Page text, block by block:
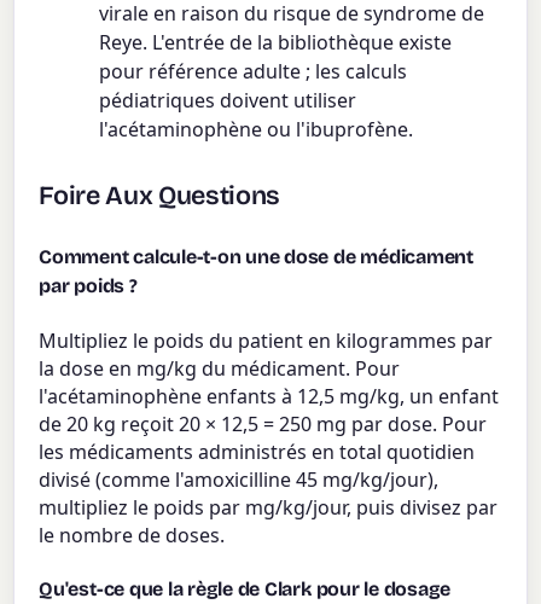
virale en raison du risque de syndrome de
Reye. L'entrée de la bibliothèque existe
pour référence adulte ; les calculs
pédiatriques doivent utiliser
l'acétaminophène ou l'ibuprofène.
Foire Aux Questions
Comment calcule-t-on une dose de médicament
par poids ?
Multipliez le poids du patient en kilogrammes par
la dose en mg/kg du médicament. Pour
l'acétaminophène enfants à 12,5 mg/kg, un enfant
de 20 kg reçoit 20 × 12,5 = 250 mg par dose. Pour
les médicaments administrés en total quotidien
divisé (comme l'amoxicilline 45 mg/kg/jour),
multipliez le poids par mg/kg/jour, puis divisez par
le nombre de doses.
Qu'est-ce que la règle de Clark pour le dosage